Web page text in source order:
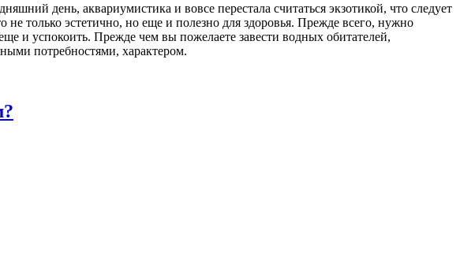
день, аквариумистика и вовсе перестала считаться экзотикой, что следует
только эстетично, но еще и полезно для здоровья. Прежде всего, нужно
и успокоить. Прежде чем вы пожелаете завести водных обитателей,
потребностями, характером.